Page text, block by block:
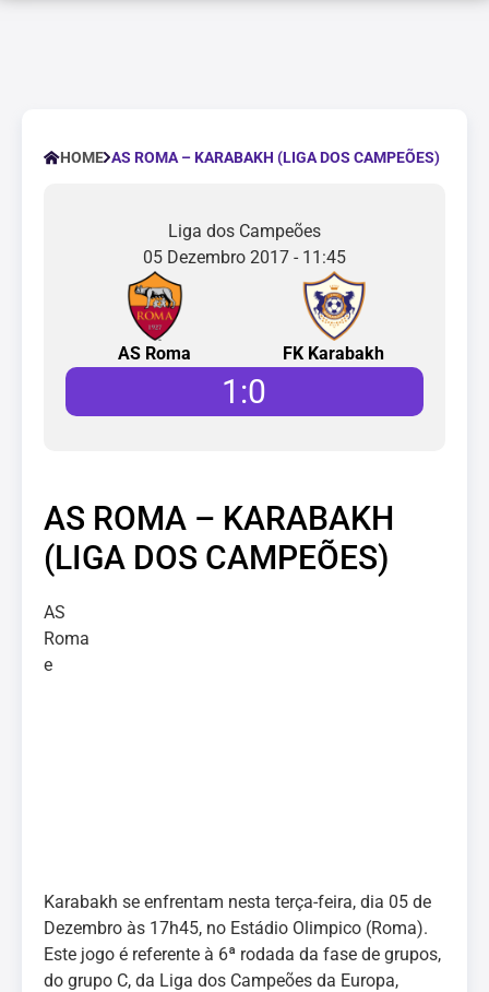
HOME AS ROMA – KARABAKH (LIGA DOS CAMPEÕES)
Liga dos Campeões
05 Dezembro 2017 - 11:45
AS Roma FK Karabakh
1 :0
AS ROMA – KARABAKH
(LIGA DOS CAMPEÕES)
AS
Roma
e
Karabakh se enfrentam nesta terça-feira, dia 05 de
Dezembro às 17h45, no Estádio Olimpico (Roma).
Este jogo é referente à 6ª rodada da fase de grupos,
do grupo C, da Liga dos Campeões da Europa,